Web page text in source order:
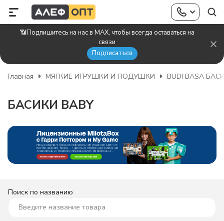
📶Подпишитесь на нас в MAX, чтобы всегда оставаться на
связи
Подписаться
Главная МЯГКИЕ ИГРУШКИ И ПОДУШКИ BUDI BASA
БАСИКИ BABY
Поиск по названию